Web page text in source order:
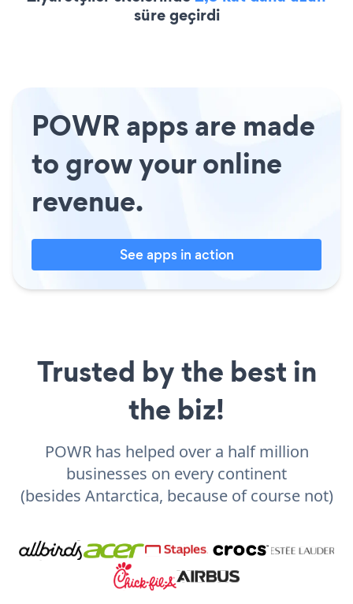
süre geçirdi
POWR apps are made
to grow your online
revenue.
See apps in action
Trusted by the best in
the biz!
POWR has helped over a half million
businesses on every continent
(besides Antarctica, because of course not)